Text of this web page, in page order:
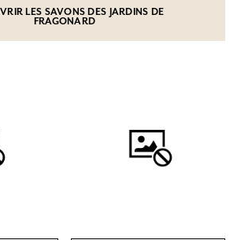
LES SAVONS DES JARDINS DE
FRAGONARD